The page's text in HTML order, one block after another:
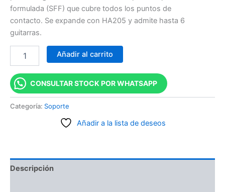
formulada (SFF) que cubre todos los puntos de
contacto. Se expande con HA205 y admite hasta 6
guitarras.
Añadir al carrito
CONSULTAR STOCK POR WHATSAPP
Categoría: Soporte
Añadir a la lista de deseos
Descripción